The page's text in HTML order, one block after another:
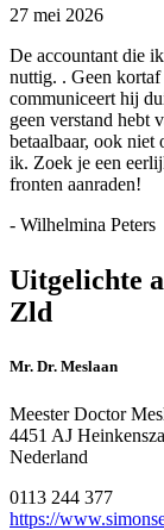
27 mei 2026
De accountant die
nuttig. . Geen
communiceert hij
geen verstand hebt
betaalbaar, ook niet
ik. Zoek je een
fronten aanraden!
- Wilhelmina Peters
Uitgelichte
Zld
Mr. Dr. Meslaan
Meester Doctor
4451 AJ
Nederland
0113 244 377
https://